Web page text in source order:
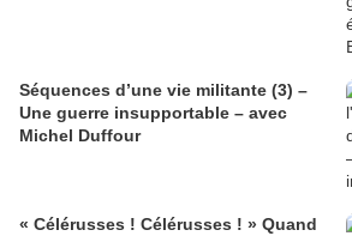
Séquences d’une vie militante (3) –
Une guerre insupportable – avec
Michel Duffour
« Célérusses ! Célérusses ! » Quand